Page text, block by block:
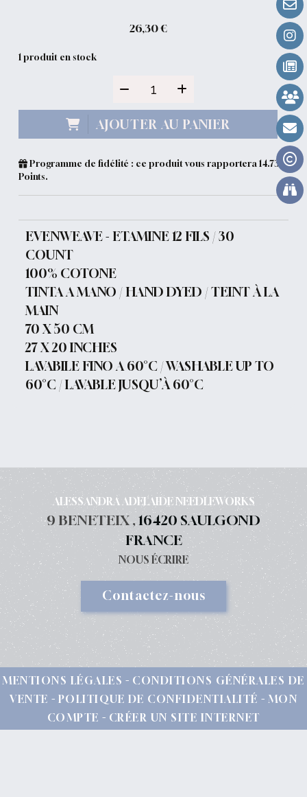
26,30€
1 produit en stock
AJOUTER AU PANIER
Programme de fidélité : ce produit vous rapportera14.73
Points.
EVENWEAVE - ETAMINE 12 FILS / 30
COUNT
100% COTONE
TINTA A MANO / HAND DYED / TEINT À LA
MAIN
70 X 50 CM
27 X 20 INCHES
LAVABILE FINO A 60°C / WASHABLE UP TO
60°C / LAVABLE JUSQU’À 60°C
ALESSANDRA ADELAIDE NEEDLEWORKS
9 BENETEIX ,16420 SAULGOND
FRANCE
NOUS ÉCRIRE
Contactez-nous
MENTIONS LÉGALES
CONDITIONS GÉNÉRALES DE
VENTE
POLITIQUE DE CONFIDENTIALITÉ
MON
COMPTE
CRÉER UN SITE INTERNET